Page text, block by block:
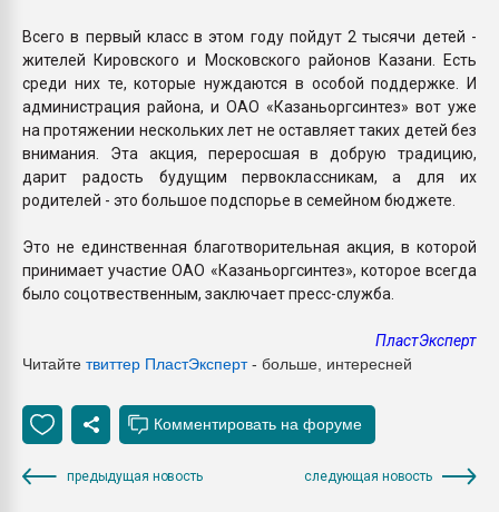
Всего в первый класс в этом году пойдут 2 тысячи детей -
жителей Кировского и Московского районов Казани. Есть
среди них те, которые нуждаются в особой поддержке. И
администрация района, и ОАО «Казаньоргсинтез» вот уже
на протяжении нескольких лет не оставляет таких детей без
внимания. Эта акция, переросшая в добрую традицию,
дарит радость будущим первоклассникам, а для их
родителей - это большое подспорье в семейном бюджете.
Это не единственная благотворительная акция, в которой
принимает участие ОАО «Казаньоргсинтез», которое всегда
было соцотвественным, заключает пресс-служба.
ПластЭксперт
Читайте твиттер ПластЭксперт- больше, интересней
предыдущая новость следующая новость